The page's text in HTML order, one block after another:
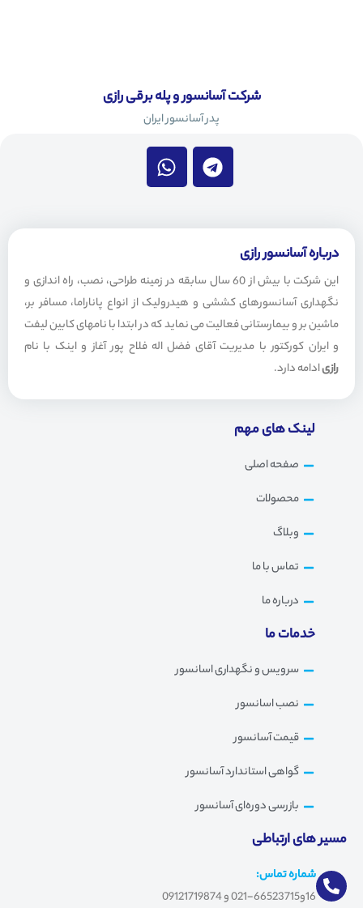
شرکت آسانسور و پله برقی رازی
پدر آسانسور ایران
T
e
l
g
a
m
W
h
a
s
p
p
درباره آسانسور رازی
این شرکت با بیش از 60 سال سابقه در زمینه طراحی، نصب، راه اندازی و
نگهداری آسانسورهای کششی و هیدرولیک از انواع پاناراما، مسافر بر،
ماشین بر و بیمارستانی فعالیت می نماید که در ابتدا با نامهای کابین لیفت
و ایران کورکتور با مدیریت آقای فضل اله فلاح پور آغاز و اینک با نام
رازیادامه دارد.
لینک های مهم
صفحه اصلی
محصولات
وبلاگ
تماس با ما
درباره ما
خدمات ما
سرویس و نگهداری اسانسور
نصب اسانسور
قیمت آسانسور
گواهی استاندارد آسانسور
بازرسی دوره‌ای آسانسور
مسیر های ارتباطی
شماره تماس:
16و66523715-021 و 09121719874